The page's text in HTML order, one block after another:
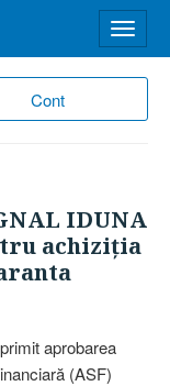
Cont
meniu
IDUNA
achiziţia
aprobarea
(ASF)